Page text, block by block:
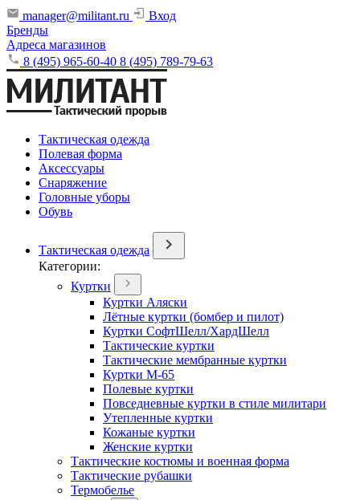
manager@militant.ru
Вход
Бренды
Адреса магазинов
8 (495) 965-60-40 8 (495) 789-79-63
Тактическая одежда
Полевая форма
Аксессуары
Снаряжение
Головные уборы
Обувь
Тактическая одежда
Категории:
Куртки
Куртки Аляски
Лётные куртки (бомбер и пилот)
Куртки СофтШелл/ХардШелл
Тактические куртки
Тактические мембранные куртки
Куртки М-65
Полевые куртки
Повседневные куртки в стиле милитари
Утепленные куртки
Кожаные куртки
Женские куртки
Тактические костюмы и военная форма
Тактические рубашки
Термобелье